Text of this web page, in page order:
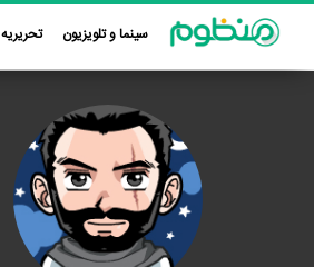
سینما و تلویزیون تحریریه